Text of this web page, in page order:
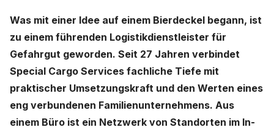
Was mit einer Idee auf einem Bierdeckel begann, ist
zu einem führenden Logistikdienstleister für
Gefahrgut geworden. Seit 27 Jahren verbindet
Special Cargo Services fachliche Tiefe mit
praktischer Umsetzungskraft und den Werten eines
eng verbundenen Familienunternehmens. Aus
einem Büro ist ein Netzwerk von Standorten im In-
Nederland (Nederlands)
The Netherlands (English)
United States (English)